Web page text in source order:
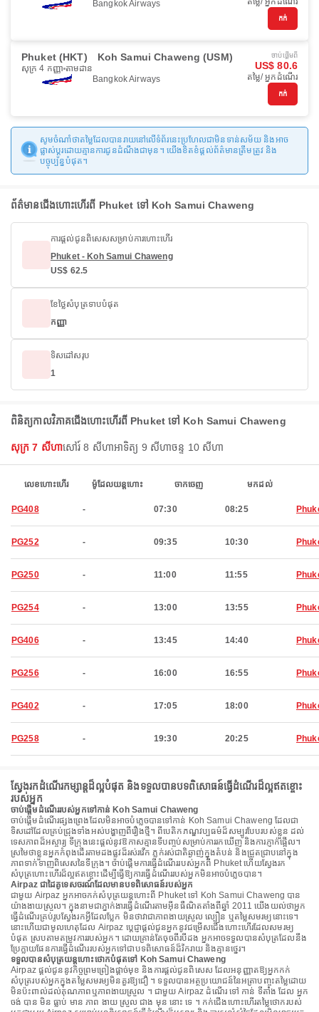
Bangkok Airways
កក់
Phuket (HKT) Koh Samui Chaweng (USM)
សុក្រ 4 កញ្ញា តាមដាន
Bangkok Airways
ចាប់ផ្ដើមពី
US$ 80.6
តម្លៃ/ អ្នកដំណើរ
កក់
សូមចំណាំថាតម្លៃដែលបានរាយនៅលើទំព័រនេះប្រហែលជាមិនទាន់សម័យ និងអាច
ផ្លាស់ប្តូរដោយគ្មានការជូនដំណឹងជាមុន។ យើងខិតខំផ្តល់ព័ត៌មានត្រឹមត្រូវ និង
បច្ចុប្បន្នបំផុត។
ព័ត៌មានជើងហោះហើរពី Phuket ទៅ Koh Samui Chaweng
ការផ្តល់ជូនពិសេសសម្រាប់ការហោះហើរ
Phuket - Koh Samui Chaweng
US$ 62.5
ខែថ្លៃសំបុត្រទាបបំផុត
កញ្ញា
ទិសដៅសរុប
1
ពិនិត្យកាលវិភាគជើងហោះហើរពី Phuket ទៅ Koh Samui Chaweng
សុក្រ 7 សីហាសៅរ៍ 8 សីហាអាទិត្យ 9 សីហាចន្ទ 10 សីហា
លេខហោះហើរ ម៉ូដែលយន្តហោះ ចាកចេញ មកដល់
PG408 - 07:30 08:25
PG252 - 09:35 10:30
PG250 - 11:00 11:55
PG254 - 13:00 13:55
PG406 - 13:45 14:40
PG256 - 16:00 16:55
PG402 - 17:05 18:00
PG258 - 19:30 20:25
ស្វែងរកដំណើរកម្សាន្តដ៏ល្អបំផុត និងទទួលបានបទពិសោធន៍ធ្វើដំណើរដ៏ល្អឥតខ្ចោះ
របស់អ្នក
ចាប់ផ្តើមដំណើររបស់អ្នកទៅកាន់ Koh Samui Chaweng
ចាប់ផ្តើមដំណើរផ្សងព្រេងដែលមិនអាចបំភ្លេចបានទៅកាន់ Koh Samui Chaweng ដែលជា
ទិសដៅដែលគ្រប់ជ្រុងទាំងអស់បង្ហាញពីរឿងថ្មី។ ពីបេតិកភណ្ឌវប្បធម៌ដ៏សម្បូរបែបរបស់ខ្លួន ដល់
ទេសភាពដ៏អស្ចារ្យ ទីក្រុងនេះផ្តល់នូវឱកាសគ្មានទីបញ្ចប់សម្រាប់ការរកឃើញ និងការភ្ញាក់ផ្អើល។
ស្រមៃថាខ្លួនអ្នកកំពុងដើរតាមដងផ្លូវដ៏រស់រវើក ភ្លក់រស់ជាតិឆ្ងាញ់ក្នុងតំបន់ និងជ្រួតជ្រាបនៅក្នុង
ភាពទាក់ទាញពិសេសនៃទីក្រុង។ ចាប់ផ្តើមការធ្វើដំណើររបស់អ្នកពី Phuket ហើយស្វែងរក
សំបុត្រហោះហើរដ៏ល្អឥតខ្ចោះដើម្បីធ្វើឱ្យការធ្វើដំណើររបស់អ្នកមិនអាចបំភ្លេចបាន។
Airpaz ជាដៃគូទេសចរណ៍ដែលមានបទពិសោធន៍របស់អ្នក
ជាមួយ Airpaz អ្នកអាចកក់សំបុត្រយន្តហោះពី Phuket ទៅ Koh Samui Chaweng បាន
យ៉ាងងាយស្រួល។ ក្នុងនាមជាភ្នាក់ងារធ្វើដំណើរតាមអ៊ីនធឺណិតតាំងពីឆ្នាំ 2011 យើងយល់ថាអ្នក
ធ្វើដំណើរគ្រប់រូបស្វែងរកអ្វីដែលប្លែក មិនថាវាជាភាពងាយស្រួល ល្បឿន ឬតម្លៃសមរម្យនោះទេ។
នោះហើយជាមូលហេតុដែល Airpaz ប្តេជ្ញាផ្តល់ជូនអ្នកនូវជម្រើសជើងហោះហើរដែលសមរម្យ
បំផុត ស្របតាមតម្រូវការរបស់អ្នក។ ដោយគ្រាន់តែចុចពីរបីដង អ្នកអាចទទួលបានសំបុត្រដែលនឹង
ប្រែក្លាយផែនការធ្វើដំណើររបស់អ្នកទៅជាបទពិសោធន៍ដ៏រីករាយ និងគ្មានថ្នេរ។
ទទួលបានសំបុត្រយន្តហោះថោកបំផុតទៅ Koh Samui Chaweng
Airpaz ផ្តល់ជូននូវកិច្ចព្រមព្រៀងផ្តាច់មុខ និងការផ្តល់ជូនពិសេស ដែលអនុញ្ញាតឱ្យអ្នកកក់
សំបុត្ររបស់អ្នកក្នុងតម្លៃសមរម្យមិនគួរឱ្យជឿ ។ ទទួលបានអត្ថប្រយោជន៍នៃអត្រាបញ្ចុះតម្លៃដោយ
មិនប៉ះពាល់ដល់គុណភាពឬភាពងាយស្រួល ។ ជាមួយ Airpaz ដំណើរ ទៅ កាន់ ទីតាំង ដែល អ្នក
ចង់ បាន មិន ធ្លាប់ មាន ភាព ងាយ ស្រួល ជាង មុន នោះ ទេ ។ កក់ជើងហោះហើរតម្លៃថោករបស់